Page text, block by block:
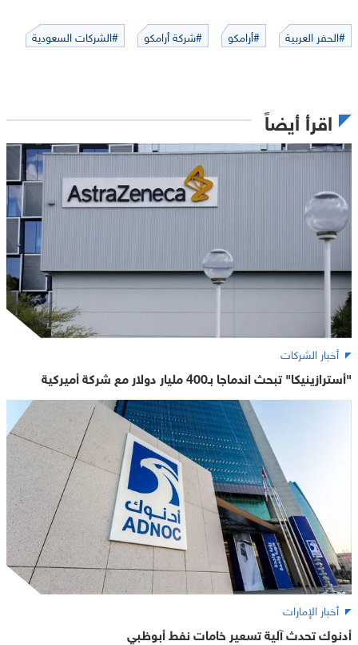
#الحفر العربية #أرامكو #شركة أرامكو #الشركات السعودية
اقرأ أيضاً
أخبار الشركات
"أسترازينيكا" تبحث اندماجا بـ400 مليار دولار مع شركة أميركية
أخبار الإمارات
أدنوك تحدث آلية تسعير خامات نفط أبوظبي